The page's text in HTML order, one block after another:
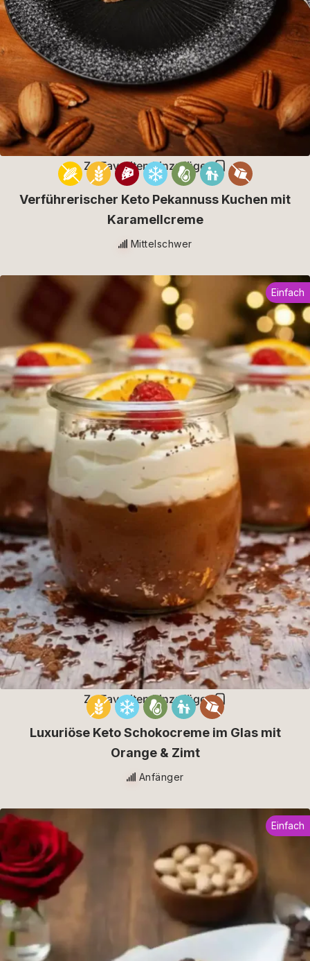
Zu Favoriten hinzufügen
Verführerischer Keto Pekannuss Kuchen mit
Karamellcreme
Mittelschwer
Zu Favoriten hinzufügen
Einfach
Luxuriöse Keto Schokocreme im Glas mit
Orange & Zimt
Anfänger
Einfach